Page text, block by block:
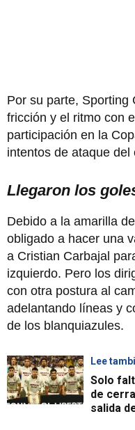
Por su parte, Sporting
fricción y el ritmo con
participación en la
intentos de ataque del
Llegaron los
Debido a la amarilla
obligado a hacer una
a Cristian Carbajal
izquierdo. Pero los
con otra postura al
adelantando líneas y
de los blanquiazules.
Lee
Solo
de
salida